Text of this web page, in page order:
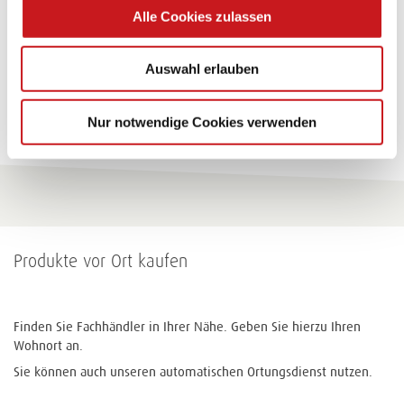
Alle Cookies zulassen
Auswahl erlauben
Nur notwendige Cookies verwenden
Zum Tipp
Zu allen Tipps
Produkte vor Ort kaufen
Finden Sie Fachhändler in Ihrer Nähe. Geben Sie hierzu Ihren
Wohnort an.
Sie können auch unseren automatischen Ortungsdienst nutzen.